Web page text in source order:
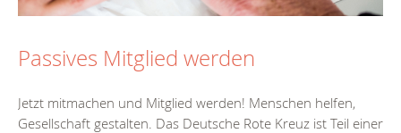
Passives Mitglied werden
Jetzt mitmachen und Mitglied werden! Menschen helfen,
Gesellschaft gestalten. Das Deutsche Rote Kreuz ist Teil einer